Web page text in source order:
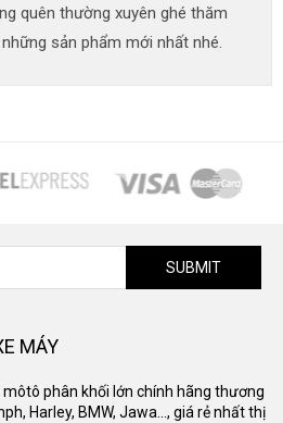
quên thường xuyên ghé thăm
sản phẩm mới nhất nhé.
SUBMIT
MÁY
môtô phân khối lớn chính hãng thương
Harley, BMW, Jawa..., giá rẻ nhất thị